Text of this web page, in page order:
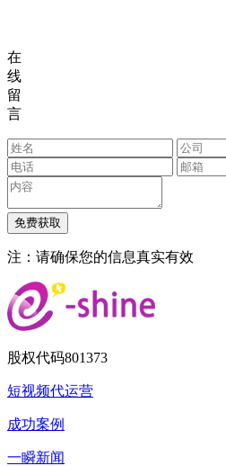
在
线
留
言
注：请确保您的信息真实有效
股权代码801373
短视频代运营
成功案例
一瞬新闻